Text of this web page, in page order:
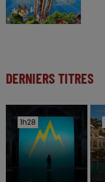
DERNIERS TITRES
1h28
1h28